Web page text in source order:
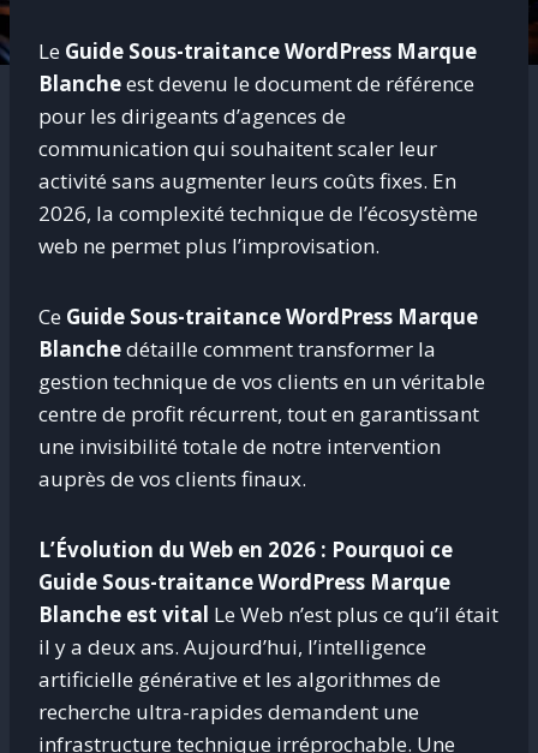
Le Guide Sous-traitance WordPress Marque
Blancheest devenu le document de référence
pour les dirigeants d’agences de
communication qui souhaitent scaler leur
activité sans augmenter leurs coûts fixes. En
2026, la complexité technique de l’écosystème
web ne permet plus l’improvisation.
Ce Guide Sous-traitance WordPress Marque
Blanchedétaille comment transformer la
gestion technique de vos clients en un véritable
centre de profit récurrent, tout en garantissant
une invisibilité totale de notre intervention
auprès de vos clients finaux.
L’Évolution du Web en 2026 : Pourquoi ce
Guide Sous-traitance WordPress Marque
Blanche est vital Le Web n’est plus ce qu’il était
il y a deux ans. Aujourd’hui, l’intelligence
artificielle générative et les algorithmes de
recherche ultra-rapides demandent une
infrastructure technique irréprochable. Une